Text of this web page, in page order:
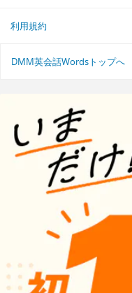
利用規約
DMM英会話Wordsトップへ